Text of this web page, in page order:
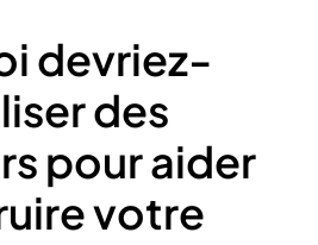
devriez-
des
pour aider
votre